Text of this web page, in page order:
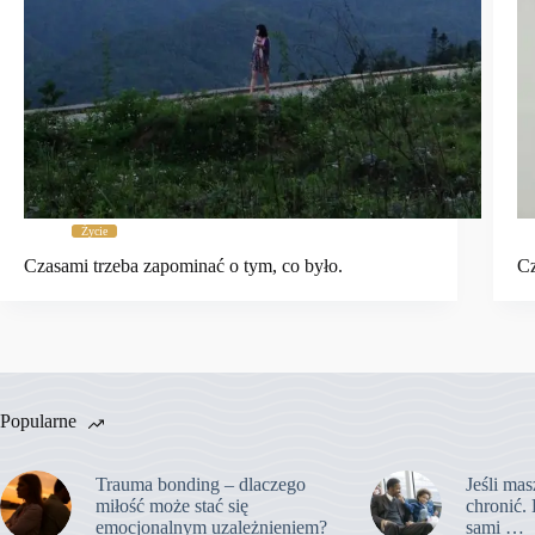
Życie
Czasami trzeba zapominać o tym, co było.
Popularne
Trauma bonding – dlaczego
miłość może stać się
emocjonalnym uzależnieniem?
Jeśli
chronić.
sami …